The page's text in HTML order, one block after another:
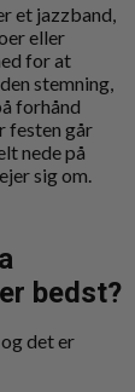
et jazzband,
eller
for at
stemning,
forhånd
festen går
nede på
sig om.
bedst?
det er